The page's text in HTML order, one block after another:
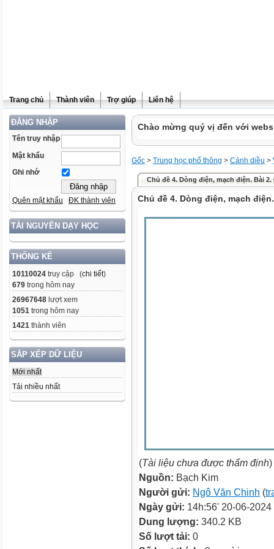
Trang chủ Thành viên Trợ giúp Liên hệ
ĐĂNG NHẬP
Tên truy nhập
Mật khẩu
Ghi nhớ
Quên mật khẩu ĐK thành viên
TÀI NGUYÊN DẠY HỌC
THỐNG KÊ
10110024 truy cập (chi tiết)
679 trong hôm nay
26967648 lượt xem
1051 trong hôm nay
1421 thành viên
SẮP XẾP DỮ LIỆU
Mới nhất
Tải nhiều nhất
Chào mừng quý vị đến với
Gốc > Trung học phổ thông > Cánh diều >
Chủ đề 4. Dòng điện, mạch điện. Bài
Chủ đề 4. Dòng điện, mạch
(Tài liệu chưa được thẩm định)
Nguồn: Bạch Kim
Người gửi: Ngô Văn Chinh (
Ngày gửi: 14h:56' 20-06-2024
Dung lượng: 340.2 KB
Số lượt tải: 0